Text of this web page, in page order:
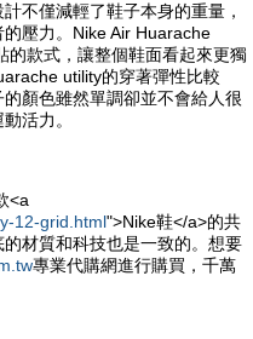
不僅減輕了鞋子本身的重量，
壓力。Nike Air Huarache
的款式，讓整個鞋面看起來更獨
utility的穿著彈性比較
顏色雖然單調卻並不會給人很
活力。
<a
12-grid.html">Nike鞋</a>的共
材質和科技也是一致的。想要
專業代購網進行購買，千萬